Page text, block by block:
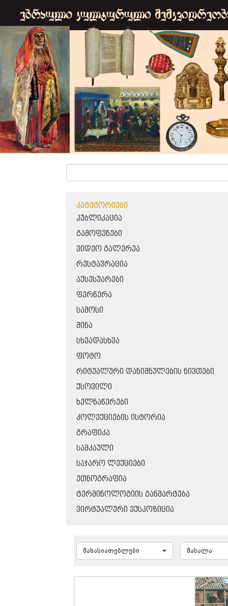
ᲙᲐᲢᲔᲒᲝᲠᲘᲔᲑᲘ
ᲞᲣᲑᲚᲘᲙᲐᲪᲘᲐ
ᲒᲐᲛᲝᲤᲔᲜᲔᲑᲘ
ᲕᲘᲓᲔᲝ ᲒᲐᲚᲔᲠᲔᲐ
ᲠᲔᲡᲢᲐᲕᲠᲐᲪᲘᲐ
ᲐᲥᲡᲔᲡᲣᲐᲠᲔᲑᲘ
ᲤᲔᲠᲬᲔᲠᲐ
ᲡᲐᲛᲝᲡᲘ
ᲛᲘᲜᲐ
ᲡᲮᲕᲐᲓᲐᲡᲮᲕᲐ
ᲤᲝᲢᲝ
ᲠᲘᲢᲣᲐᲚᲣᲠᲘ ᲓᲐᲜᲘᲨᲜᲣᲚᲔᲑᲘᲡ ᲜᲘᲕᲗᲔᲑᲘ
ᲥᲡᲝᲕᲘᲚᲘ
ᲮᲔᲚᲜᲐᲬᲔᲠᲔᲑᲘ
ᲙᲝᲚᲔᲥᲪᲘᲔᲑᲘᲡ ᲘᲡᲢᲝᲠᲘᲐ
ᲒᲠᲐᲤᲘᲙᲐ
ᲡᲐᲛᲙᲐᲣᲚᲘ
ᲡᲐᲯᲐᲠᲝ ᲚᲔᲥᲪᲘᲔᲑᲘ
ᲔᲗᲜᲝᲒᲠᲐᲤᲘᲐ
ᲢᲔᲠᲛᲘᲜᲝᲚᲝᲒᲘᲘᲡ ᲒᲐᲜᲛᲐᲠᲢᲔᲑᲐ
ᲕᲘᲠᲢᲣᲐᲚᲣᲠᲘ ᲔᲥᲡᲞᲝᲖᲘᲪᲘᲐ
მახასიათებლები მასალა